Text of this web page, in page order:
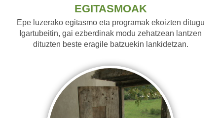
EGITASMOAK
Epe luzerako egitasmo eta programak ekoizten ditugu
Igartubeitin, gai ezberdinak modu zehatzean lantzen
dituzten beste eragile batzuekin lankidetzan.